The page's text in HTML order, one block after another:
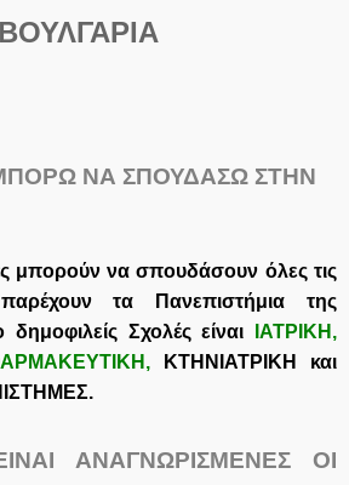
ΒΟΥΛΓΑΡΙΑ
ΝΑ ΣΠΟΥΔΑΣΩ ΣΤΗΝ
μπορούν να σπουδάσουν όλες τις
τα Πανεπιστήμια της
δημοφιλείς Σχολές είναι ΙΑΤΡΙΚΗ ,
, ΚΤΗΝΙΑΤΡΙΚΗ και
ΑΝΑΓΝΩΡΙΣΜΕΝΕΣ ΟΙ